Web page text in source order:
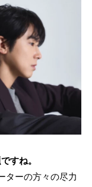
すね。
ターの方々の尽力